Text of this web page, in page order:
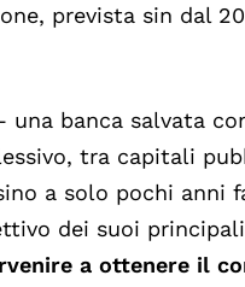
prevista sin dal
una banca salvata
tra capitali
a solo pochi anni
dei suoi
a ottenere il